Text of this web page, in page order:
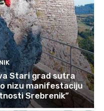
Stari grad sutra
nizu manifestaciju
Srebrenik”